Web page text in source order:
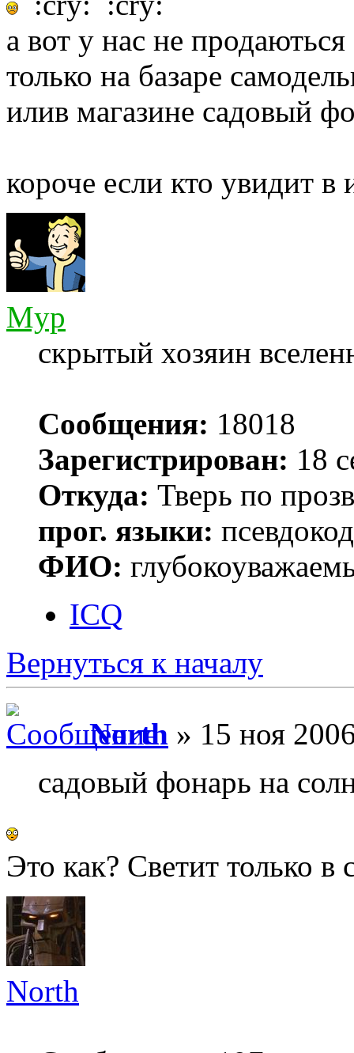
а вот у нас не продаються
только на базаре
илив магазине садовый
короче если кто увидит в
Myp
скрытый хозяин
Сообщения: 18018
Зарегистрирован: 18
Откуда: Тверь по
прог. языки:
ФИО:
ICQ
Вернуться к началу
North » 15 ноя
садовый фонарь на
Это как? Светит только
North